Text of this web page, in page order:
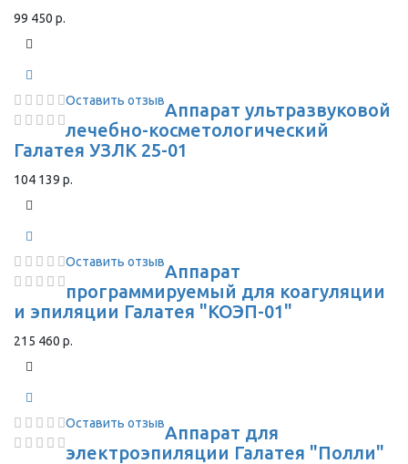
99 450 р.
Оставить отзывАппарат ультразвуковой
лечебно-косметологический
Галатея УЗЛК 25-01
104 139 р.
Оставить отзывАппарат
программируемый для коагуляции
и эпиляции Галатея "КОЭП-01"
215 460 р.
Оставить отзывАппарат для
электроэпиляции Галатея "Полли"